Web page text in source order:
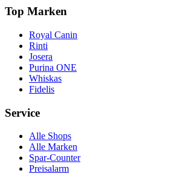
Top Marken
Royal Canin
Rinti
Josera
Purina ONE
Whiskas
Fidelis
Service
Alle Shops
Alle Marken
Spar-Counter
Preisalarm